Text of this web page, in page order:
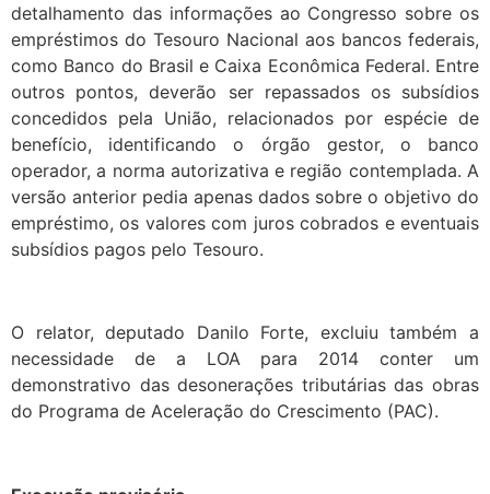
detalhamento das informações ao Congresso sobre os
empréstimos do Tesouro Nacional aos bancos federais,
como Banco do Brasil e Caixa Econômica Federal. Entre
outros pontos, deverão ser repassados os subsídios
concedidos pela União, relacionados por espécie de
benefício, identificando o órgão gestor, o banco
operador, a norma autorizativa e região contemplada. A
versão anterior pedia apenas dados sobre o objetivo do
empréstimo, os valores com juros cobrados e eventuais
subsídios pagos pelo Tesouro.
O relator, deputado Danilo Forte, excluiu também a
necessidade de a LOA para 2014 conter um
demonstrativo das desonerações tributárias das obras
do Programa de Aceleração do Crescimento (PAC).